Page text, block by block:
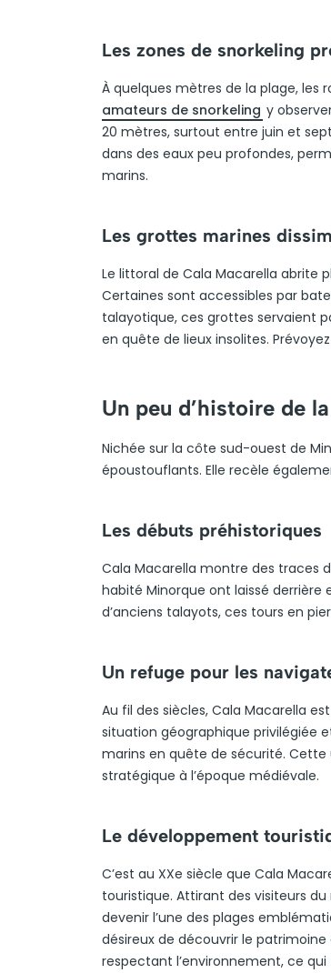
Les zones de snorkeling
À quelques mètres de la plage, les
amateurs de snorkeling y
20 mètres, surtout entre juin et
dans des eaux peu profondes,
marins.
Les grottes marines
Le littoral de Cala Macarella abrite
Certaines sont accessibles par
talayotique, ces grottes servaient
en quête de lieux insolites.
Un peu d’histoire de
Nichée sur la côte sud-ouest de
époustouflants. Elle recèle
Les débuts préhistoriques
Cala Macarella montre des traces
habité Minorque ont laissé derrière
d’anciens talayots, ces tours en
Un refuge pour les
Au fil des siècles, Cala Macarella
situation géographique privilégiée
marins en quête de sécurité.
stratégique à l’époque médiévale.
Le développement
C’est au XXe siècle que Cala
touristique. Attirant des visiteurs
devenir l’une des plages
désireux de découvrir le
respectant l’environnement, ce